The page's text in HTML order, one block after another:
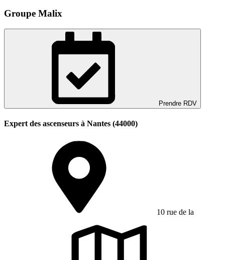
Groupe Malix
Prendre RDV
Expert des ascenseurs à Nantes (44000)
10 rue de la